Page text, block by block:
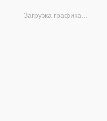
Загрузка графика...